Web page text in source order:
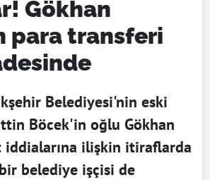
Gökhan
para transferi
Belediyesi'nin eski
Böcek'in oğlu Gökhan
iddialarına ilişkin itiraflarda
belediye işçisi de